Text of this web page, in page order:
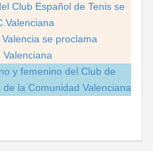
Club Español de Tenis se
se proclama
y femenino del Club de
la Comunidad Valenciana